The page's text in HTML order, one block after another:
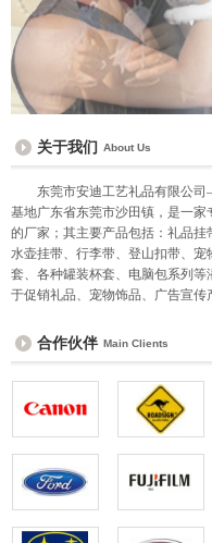
关于我们 About Us
东莞市安迪工艺礼品有限公司
基地广东省东莞市沙田镇，是一
的厂家；其主要产品包括：礼品挂
水壶挂带、行李带、登山扣带、
套、各种罐装杯套、电脑包系列等
于促销礼品、宠物饰品、广告宣
合作伙伴 Main Clients